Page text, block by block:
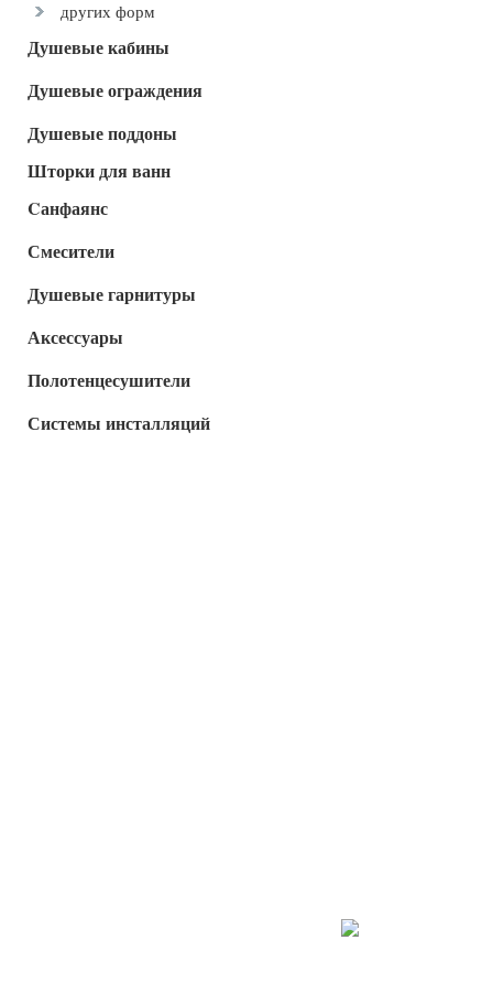
других форм
Душевые кабины
Душевые ограждения
Душевые поддоны
Шторки для ванн
Cанфаянс
Смесители
Душевые гарнитуры
Аксессуары
Полотенцесушители
Системы инсталляций